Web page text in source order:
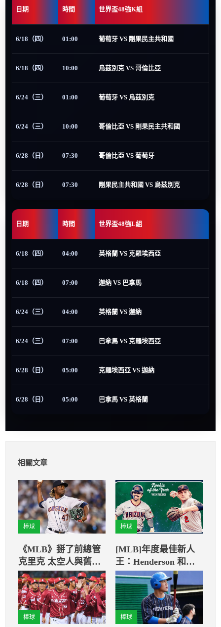
日期 時間 世界盃48強K組
6/18（四） 01:00 葡萄牙 VS 剛果民主共和國
6/18（四） 10:00 烏茲別克 VS 哥倫比亞
6/24（三） 01:00 葡萄牙 VS 烏茲別克
6/24（三） 10:00 哥倫比亞 VS 剛果民主共和國
6/28（日） 07:30 哥倫比亞 VS 葡萄牙
6/28（日） 07:30 剛果民主共和國 VS 烏茲別克
日期 時間 世界盃48強L組
6/18（四） 04:00 英格蘭 VS 克羅埃西亞
6/18（四） 07:00 迦納 VS 巴拿馬
6/24（三） 04:00 英格蘭 VS 迦納
6/24（三） 07:00 巴拿馬 VS 克羅埃西亞
6/28（日） 05:00 克羅埃西亞 VS 迦納
6/28（日） 05:00 巴拿馬 VS 英格蘭
相關文章
棒球
《MLB》掰了前總管
克里克 太空人與舊將
「鐵牛」簽3年約！
棒球
[MLB]年度最佳新人
王：Henderson 和
Carroll共創歷史紀錄
棒球 棒球